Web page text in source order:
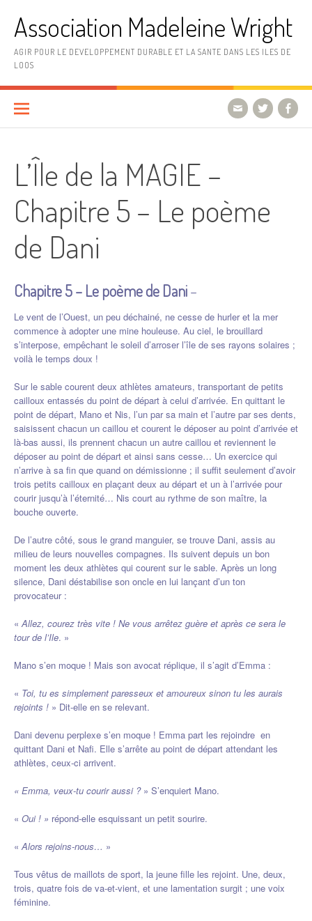
contenuAssociation Madeleine Wright
AGIR POUR LE DEVELOPPEMENT DURABLE ET LA SANTE DANS LES ILES DE
LOOS
L’Île de la MAGIE –
Chapitre 5 – Le poème
de Dani
Chapitre 5 – Le poème de Dani–
Le vent de l’Ouest, un peu déchainé, ne cesse de hurler et la mer
commence à adopter une mine houleuse. Au ciel, le brouillard
s’interpose, empêchant le soleil d’arroser l’île de ses rayons solaires ;
voilà le temps doux !
Sur le sable courent deux athlètes amateurs, transportant de petits
cailloux entassés du point de départ à celui d’arrivée. En quittant le
point de départ, Mano et Nis, l’un par sa main et l’autre par ses dents,
saisissent chacun un caillou et courent le déposer au point d’arrivée et
là-bas aussi, ils prennent chacun un autre caillou et reviennent le
déposer au point de départ et ainsi sans cesse… Un exercice qui
n’arrive à sa fin que quand on démissionne ; il suffit seulement d’avoir
trois petits cailloux en plaçant deux au départ et un à l’arrivée pour
courir jusqu’à l’éternité… Nis court au rythme de son maître, la
bouche ouverte.
De l’autre côté, sous le grand manguier, se trouve Dani, assis au
milieu de leurs nouvelles compagnes. Ils suivent depuis un bon
moment les deux athlètes qui courent sur le sable. Après un long
silence, Dani déstabilise son oncle en lui lançant d’un ton
provocateur :
«Allez, courez très vite ! Ne vous arrêtez guère et après ce sera le
tour de l’Ile. »
Mano s’en moque ! Mais son avocat réplique, il s’agit d’Emma :
« Toi, tu es simplement paresseux et amoureux sinon tu les aurais
rejoints ! » Dit-elle en se relevant.
Dani devenu perplexe s’en moque ! Emma part les rejoindre en
quittant Dani et Nafi. Elle s’arrête au point de départ attendant les
athlètes, ceux-ci arrivent.
« Emma, veux-tu courir aussi ?» S’enquiert Mano.
« Oui ! » répond-elle esquissant un petit sourire.
«Alors rejoins-nous… »
Tous vêtus de maillots de sport, la jeune fille les rejoint. Une, deux,
trois, quatre fois de va-et-vient, et une lamentation surgit ; une voix
féminine.